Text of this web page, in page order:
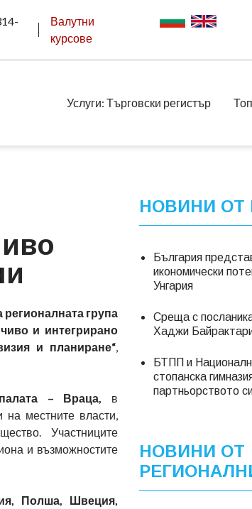
Валутни
курсове
Услуги: Търговски регистър
група
и интегрирано
и планиране“
– Враца
в
на местните власти,
Участниците
и възможностите
Полша, Швеция,
НОВИНИ ОТ
България
икономически
Унгария
Среща с
Хаджи
БТПП и
стопанска
партньорството
НОВИНИ ОТ